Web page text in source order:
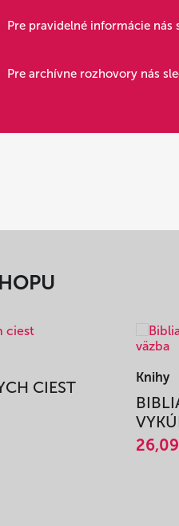
Pre pravidelné informácie nás
Pre archívne rozhovory nás
CIEST
Knihy